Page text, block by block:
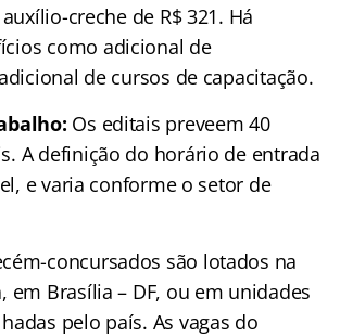
creche de R$ 321. Há
como adicional de
de cursos de capacitação.
Os editais preveem 40
A definição do horário de entrada
e varia conforme o setor de
concursados são lotados na
em Brasília – DF, ou em unidades
pelo país. As vagas do